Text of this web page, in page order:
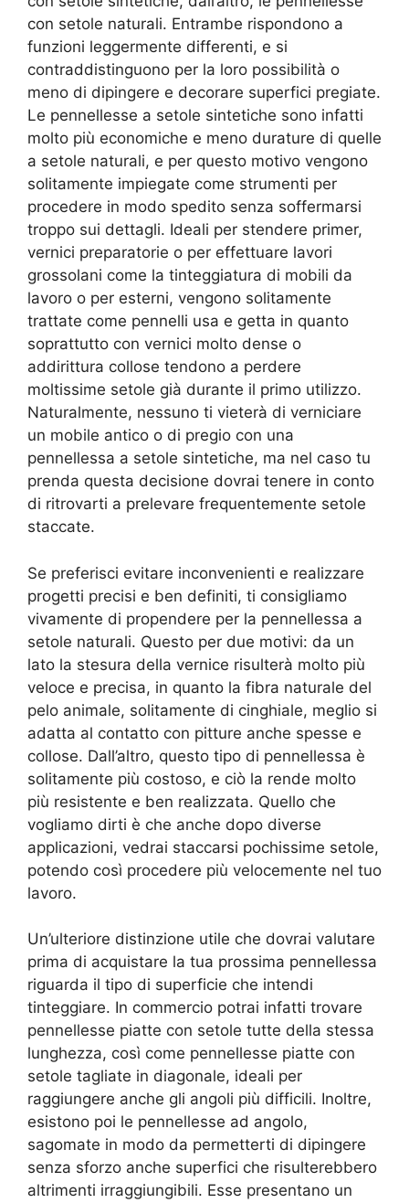
con setole naturali. Entrambe rispondono a
funzioni leggermente differenti, e si
contraddistinguono per la loro possibilità o
meno di dipingere e decorare superfici pregiate.
Le pennellesse a setole sintetiche sono infatti
molto più economiche e meno durature di quelle
a setole naturali, e per questo motivo vengono
solitamente impiegate come strumenti per
procedere in modo spedito senza soffermarsi
troppo sui dettagli. Ideali per stendere primer,
vernici preparatorie o per effettuare lavori
grossolani come la tinteggiatura di mobili da
lavoro o per esterni, vengono solitamente
trattate come pennelli usa e getta in quanto
soprattutto con vernici molto dense o
addirittura collose tendono a perdere
moltissime setole già durante il primo utilizzo.
Naturalmente, nessuno ti vieterà di verniciare
un mobile antico o di pregio con una
pennellessa a setole sintetiche, ma nel caso tu
prenda questa decisione dovrai tenere in conto
di ritrovarti a prelevare frequentemente setole
staccate.
Se preferisci evitare inconvenienti e realizzare
progetti precisi e ben definiti, ti consigliamo
vivamente di propendere per la pennellessa a
setole naturali. Questo per due motivi: da un
lato la stesura della vernice risulterà molto più
veloce e precisa, in quanto la fibra naturale del
pelo animale, solitamente di cinghiale, meglio si
adatta al contatto con pitture anche spesse e
collose. Dall’altro, questo tipo di pennellessa è
solitamente più costoso, e ciò la rende molto
più resistente e ben realizzata. Quello che
vogliamo dirti è che anche dopo diverse
applicazioni, vedrai staccarsi pochissime setole,
potendo così procedere più velocemente nel tuo
lavoro.
Un’ulteriore distinzione utile che dovrai valutare
prima di acquistare la tua prossima pennellessa
riguarda il tipo di superficie che intendi
tinteggiare. In commercio potrai infatti trovare
pennellesse piatte con setole tutte della stessa
lunghezza, così come pennellesse piatte con
setole tagliate in diagonale, ideali per
raggiungere anche gli angoli più difficili. Inoltre,
esistono poi le pennellesse ad angolo,
sagomate in modo da permetterti di dipingere
senza sforzo anche superfici che risulterebbero
altrimenti irraggiungibili. Esse presentano un